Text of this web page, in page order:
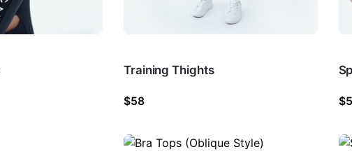
Training Thights
$58 $